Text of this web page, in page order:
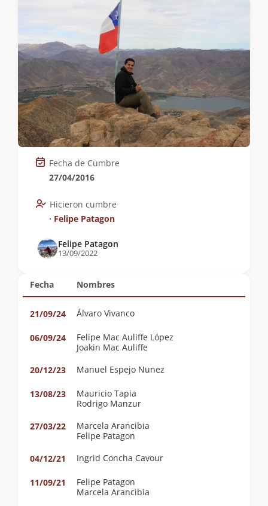
Fecha Nombres
21/09/24 Álvaro Vivanco
06/09/24
Felipe Mac Auliffe López
Joakin Mac Auliffe
20/12/23
Manuel Espejo Nunez
13/08/23
Mauricio Tapia
Rodrigo Manzur
27/03/22
Marcela Arancibia
Felipe Patagon
04/12/21
Ingrid Concha Cavour
11/09/21
Felipe Patagon
Marcela Arancibia
Fecha de Cumbre
27/04/2016
Hicieron cumbre
∙ Felipe Patagon
Felipe Patagon
13/09/2022